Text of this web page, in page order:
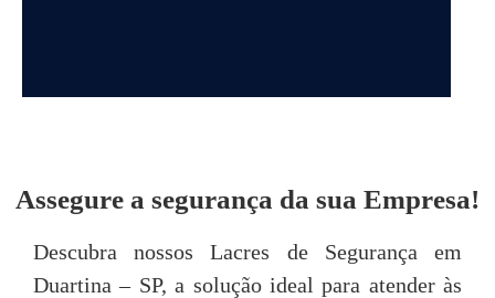
DEPOIMENTOS
simplesmente excepcional, desde o primeiro
contato até o pós-venda, neste quesito são
Assegure a segurança da sua Empresa!
Descubra nossos Lacres de Segurança em
Duartina – SP, a solução ideal para atender às